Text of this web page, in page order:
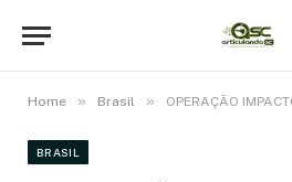
Home » Brasil » OPERAÇÃO IMPACTO
BRASIL